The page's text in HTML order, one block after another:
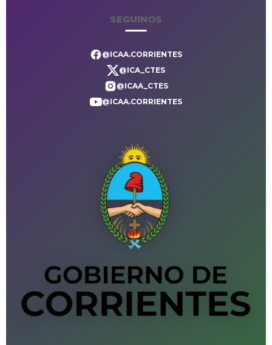
SEGUINOS
@ICAA.CORRIENTES
@ICA_CTES
@ICAA_CTES
@ICAA.CORRIENTES